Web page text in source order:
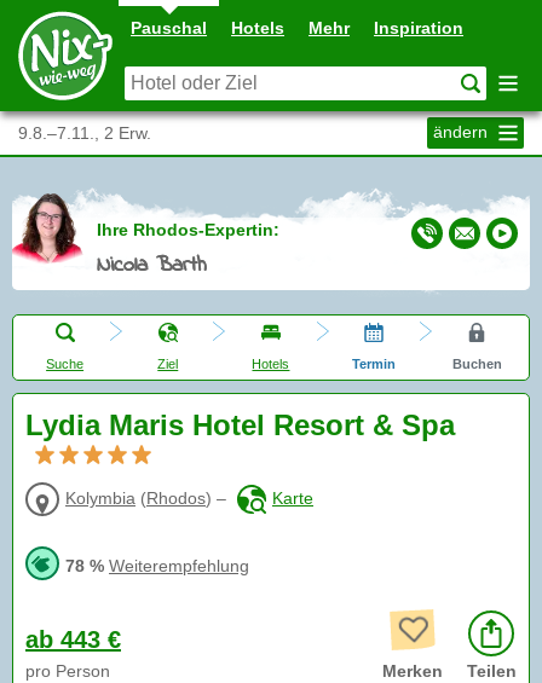
Pauschal Hotels Mehr Inspiration
9.8.–7.11., 2 Erw. ändern
Ihre Rhodos-Expertin:
Nicola Barth
Suche Ziel Hotels Termin Buchen
Lydia Maris Hotel Resort & Spa
Kolymbia (Rhodos) – Karte
78 % Weiterempfehlung
ab 443 €
pro Person Merken Teilen